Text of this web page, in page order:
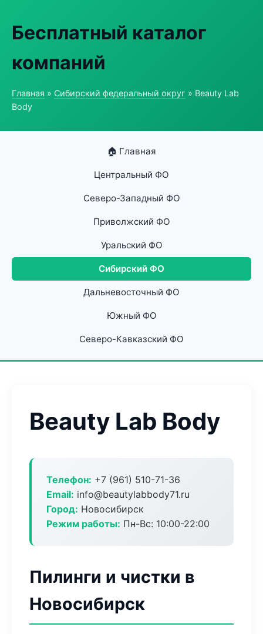
Бесплатный каталог
компаний
Главная » Сибирский федеральный округ » Beauty Lab
Body
🏠 Главная
Центральный ФО
Северо-Западный ФО
Приволжский ФО
Уральский ФО
Сибирский ФО
Дальневосточный ФО
Южный ФО
Северо-Кавказский ФО
Beauty Lab Body
Телефон: +7 (961) 510-71-36
Email: info@beautylabbody71.ru
Город: Новосибирск
Режим работы: Пн-Вс: 10:00-22:00
Пилинги и чистки в
Новосибирск